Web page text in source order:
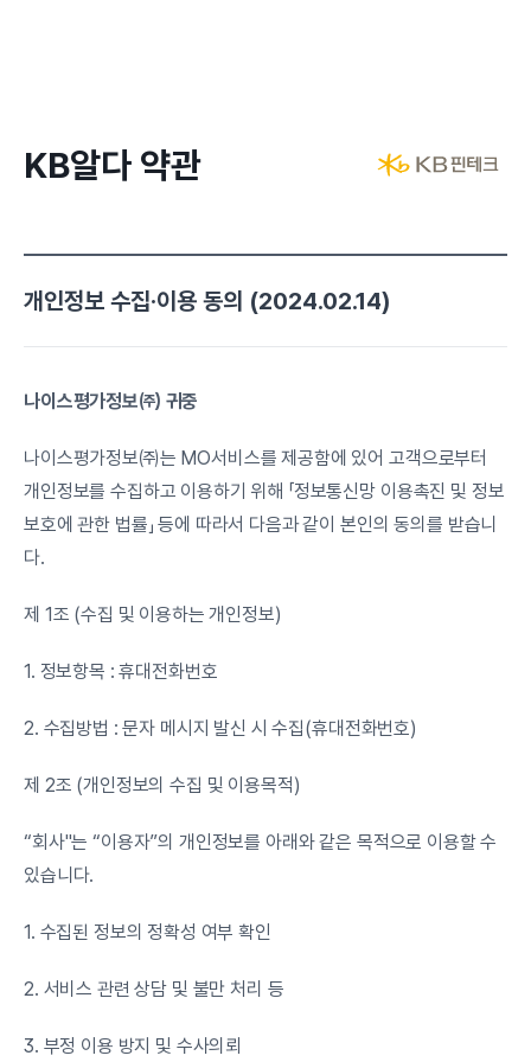
KB알다 약관
개인정보 수집·이용 동의 (2024.02.14)
나이스평가정보㈜ 귀중
나이스평가정보㈜는 MO서비스를 제공함에 있어 고객으로부터
개인정보를 수집하고 이용하기 위해 「정보통신망 이용촉진 및 정보
보호에 관한 법률」 등에 따라서 다음과 같이 본인의 동의를 받습니
다.
제 1조 (수집 및 이용하는 개인정보)
1. 정보항목 : 휴대전화번호
2. 수집방법 : 문자 메시지 발신 시 수집(휴대전화번호)
제 2조 (개인정보의 수집 및 이용목적)
“회사"는 “이용자”의 개인정보를 아래와 같은 목적으로 이용할 수
있습니다.
1. 수집된 정보의 정확성 여부 확인
2. 서비스 관련 상담 및 불만 처리 등
3. 부정 이용 방지 및 수사의뢰